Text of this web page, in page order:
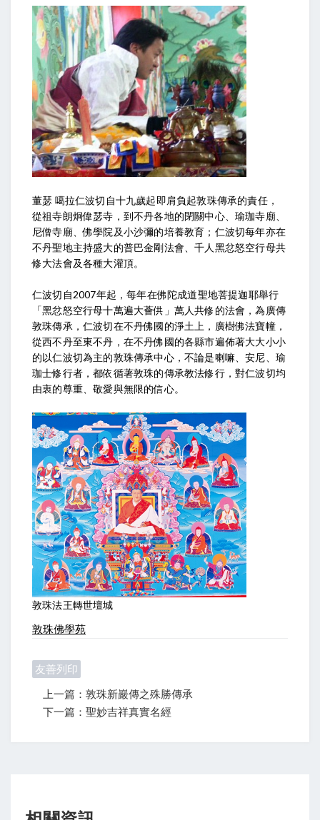
董瑟 噶拉仁波切自十九歲起即肩負起敦珠傳承的責任，
從祖寺朗炯偉瑟寺，到不丹各地的閉關中心、瑜珈寺廟、
尼僧寺廟、佛學院及小沙彌的培養教育；仁波切每年亦在
不丹聖地主持盛大的普巴金剛法會、千人黑忿怒空行母共
修大法會及各種大灌頂。
仁波切自2007年起，每年在佛陀成道聖地菩提迦耶舉行
「黑忿怒空行母十萬遍大薈供」萬人共修的法會，為廣傳
敦珠傳承，仁波切在不丹佛國的淨土上，廣樹佛法寶幢，
從西不丹至東不丹，在不丹佛國的各縣市遍佈著大大小小
的以仁波切為主的敦珠傳承中心，不論是喇嘛、安尼、瑜
珈士修行者，都依循著敦珠的傳承教法修行，對仁波切均
由衷的尊重、敬愛與無限的信心。
敦珠法王轉世壇城
敦珠佛學苑
友善列印
上一篇：敦珠新巖傳之殊勝傳承
下一篇：聖妙吉祥真實名經